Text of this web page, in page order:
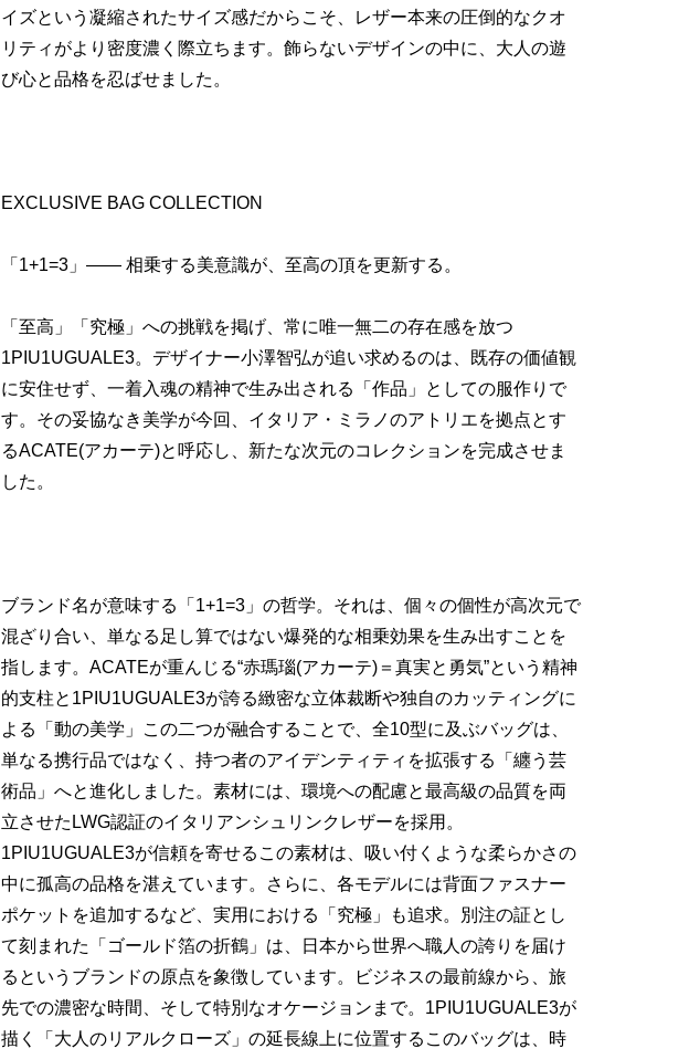
イズという凝縮されたサイズ感だからこそ、レザー本来の圧倒的なクオ
リティがより密度濃く際立ちます。飾らないデザインの中に、大人の遊
び心と品格を忍ばせました。
EXCLUSIVE BAG COLLECTION
「1+1=3」―― 相乗する美意識が、至高の頂を更新する。
「至高」「究極」への挑戦を掲げ、常に唯一無二の存在感を放つ
1PIU1UGUALE3。デザイナー小澤智弘が追い求めるのは、既存の価値観
に安住せず、一着入魂の精神で生み出される「作品」としての服作りで
す。その妥協なき美学が今回、イタリア・ミラノのアトリエを拠点とす
るACATE(アカーテ)と呼応し、新たな次元のコレクションを完成させま
した。
ブランド名が意味する「1+1=3」の哲学。それは、個々の個性が高次元で
混ざり合い、単なる足し算ではない爆発的な相乗効果を生み出すことを
指します。ACATEが重んじる“赤瑪瑙(アカーテ)＝真実と勇気”という精神
的支柱と1PIU1UGUALE3が誇る緻密な立体裁断や独自のカッティングに
よる「動の美学」この二つが融合することで、全10型に及ぶバッグは、
単なる携行品ではなく、持つ者のアイデンティティを拡張する「纏う芸
術品」へと進化しました。素材には、環境への配慮と最高級の品質を両
立させたLWG認証のイタリアンシュリンクレザーを採用。
1PIU1UGUALE3が信頼を寄せるこの素材は、吸い付くような柔らかさの
中に孤高の品格を湛えています。さらに、各モデルには背面ファスナー
ポケットを追加するなど、実用における「究極」も追求。別注の証とし
て刻まれた「ゴールド箔の折鶴」は、日本から世界へ職人の誇りを届け
るというブランドの原点を象徴しています。ビジネスの最前線から、旅
先での濃密な時間、そして特別なオケージョンまで。1PIU1UGUALE3が
描く「大人のリアルクローズ」の延長線上に位置するこのバッグは、時